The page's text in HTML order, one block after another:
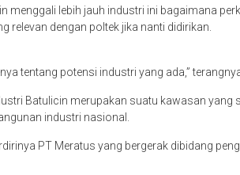
menggali lebih jauh industri ini bagaimana
relevan dengan poltek jika nanti didirikan.
tentang potensi industri yang ada,”
Batulicin merupakan suatu kawasan yang
industri nasional.
PT Meratus yang bergerak dibidang